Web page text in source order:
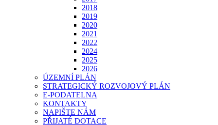
2018
2019
2020
2021
2022
2024
2025
2026
ÚZEMNÍ PLÁN
STRATEGICKÝ ROZVOJOVÝ PLÁN
E-PODATELNA
KONTAKTY
NAPIŠTE NÁM
PŘIJATÉ DOTACE